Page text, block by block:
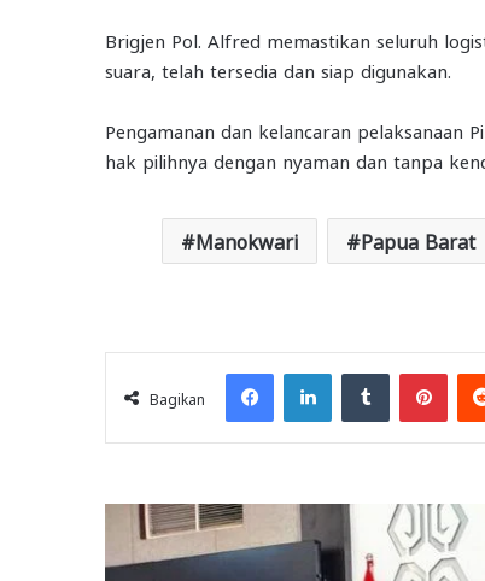
Brigjen Pol. Alfred memastikan seluruh
suara, telah tersedia dan siap digunakan.
Pengamanan dan kelancaran pelaksanaan
hak pilihnya dengan nyaman dan tanpa
Manokwari Papua Barat
Bagikan
FacebookLinkedInTumblr